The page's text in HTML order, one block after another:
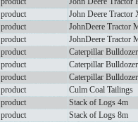
product
John Deere Tractor
product
JohnDeere Tractor
product
JohnDeere Tractor
product
Caterpillar
product
Caterpillar
product
Caterpillar
product
Culm Coal Tailings
product
Stack of Logs 4m
product
Stack of Logs 8m